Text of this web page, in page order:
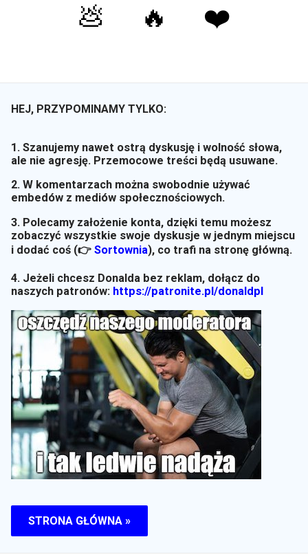
💩 🔥 ❤️
HEJ, PRZYPOMINAMY TYLKO:
1. Szanujemy nawet ostrą dyskusję i wolność słowa,
ale nie agresję. Przemocowe treści będą usuwane.
2. W komentarzach można swobodnie używać
embedów z mediów społecznościowych.
3. Polecamy założenie konta, dzięki temu możesz
zobaczyć wszystkie swoje dyskusje w jednym miejscu
i dodać coś (👉 Sortownia), co trafi na stronę główną.
4. Jeżeli chcesz Donalda bez reklam, dołącz do
naszych patronów: https://patronite.pl/donaldpl
STRONA GŁÓWNA »